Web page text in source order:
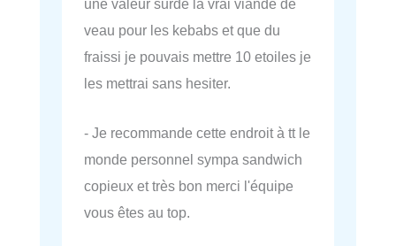
une valeur surde la vrai viande de
veau pour les kebabs et que du
fraissi je pouvais mettre 10 etoiles je
les mettrai sans hesiter.
- Je recommande cette endroit à tt le
monde personnel sympa sandwich
copieux et très bon merci l'équipe
vous êtes au top.